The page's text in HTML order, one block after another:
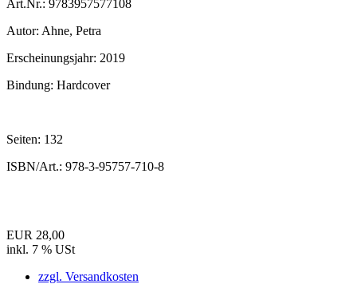
Art.Nr.: 9783957577108
Autor: Ahne, Petra
Erscheinungsjahr: 2019
Bindung: Hardcover
Seiten: 132
ISBN/Art.: 978-3-95757-710-8
EUR 28,00
inkl. 7 % USt
zzgl. Versandkosten